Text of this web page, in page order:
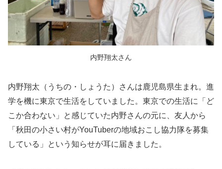
内野翔太さん
内野翔太（うちの・しょうた）さんは鹿児島県生まれ。進
学を機に東京で生活をしていました。東京での生活に「ど
こか合わない」と感じていた内野さんの元に、友人から
「秋田の小さい村がYouTuberの地域おこし協力隊を募集
している」という知らせが耳に届きました。